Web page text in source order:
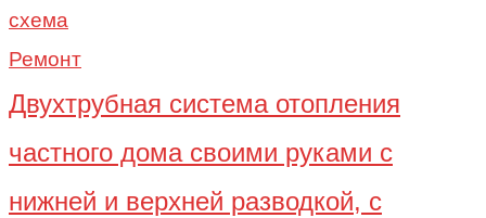
Ремонт
Двухтрубная система отопления
частного дома своими руками с
нижней и верхней разводкой, с